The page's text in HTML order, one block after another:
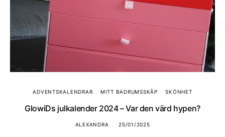
ADVENTSKALENDRAR MITT BADRUMSSKÅP SKÖNHET
GlowiDs julkalender 2024 – Var den värd hypen?
ALEXANDRA 25/01/2025